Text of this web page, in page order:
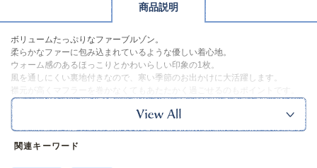
商品説明
ボリュームたっぷりなファーブルゾン。
柔らかなファーに包み込まれているような優しい着心地。
ウォーム感のあるほっこりとかわいらしい印象の1枚。
風を通しにくい裏地付きなので、寒い季節のお出かけに大活躍します。
襟元が高くマフラーを巻かなくてもあたたかく過ごせるのもポイントです。
カラーはライトベージュとライトグレイの2色展開。
ｰｰｰｰｰｰｰｰｰｰｰｰｰｰｰｰｰｰ
裏地：あり
ポケット：あり
関連キーワード